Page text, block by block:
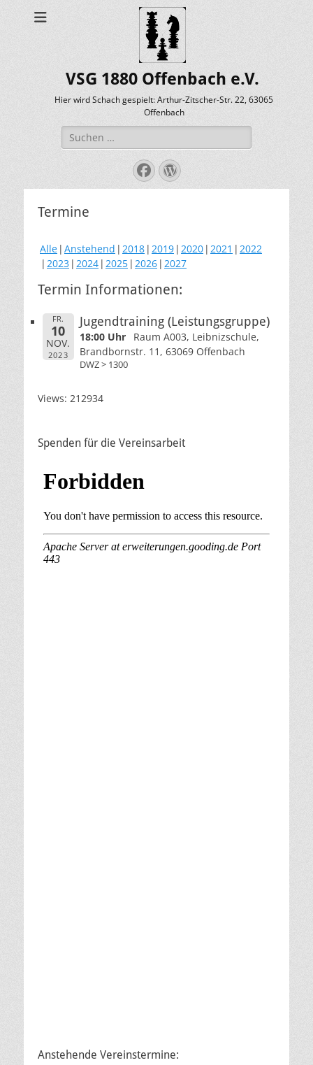
VSG 1880 Offenbach e.V.
Hier wird Schach gespielt: Arthur-Zitscher-Str. 22, 63065
Offenbach
Suche
nach:
Facebook
WordPress
Termine
Alle Anstehend 2018 2019 2020 2021
2022
2023 2024 2025 2026 2027
Termin Informationen:
FR.
10
NOV.
2023
Jugendtraining (Leistungsgruppe)
18:00 Uhr
Raum A003, Leibnizschule,
Brandbornstr. 11, 63069 Offenbach
DWZ > 1300
Views: 212934
Spenden für die Vereinsarbeit
Anstehende Vereinstermine: